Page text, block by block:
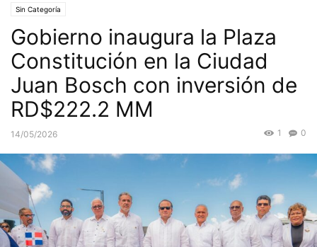
Sin Categoría
Gobierno inaugura la Plaza
Constitución en la Ciudad
Juan Bosch con inversión de
RD$222.2 MM
14/05/2026 0
1